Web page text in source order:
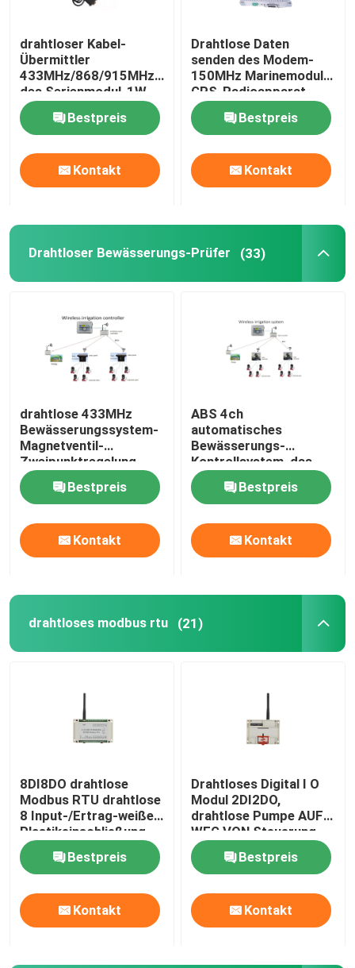
drahtloses Radiomodem
Zugang des Radioapparat-4G
Drahtloses Lora-Modul
Drahtlose Antennen-Zusätze
ANZEIGEN-DA-Konverter
Programmierbarer Logik-Prüfer PLC
Tragbare Solargeneratoren
DMX Wireless Controller
drahtloser Kabel-
Übermittler
433MHz/868/915MHz
des Serienmodul-1W
mit
Plastikeinschließung
RS232
Bestpreis
Kontakt
Drahtlose Daten
senden des Modem-
150MHz Marinemodul
GPS-Radioapparat-
Steuerung der
Datenübertragungs-
20km
Bestpreis
Kontakt
Drahtloser Bewässerungs-Prüfer (33)
drahtlose 433MHz
Bewässerungssystem-
Magnetventil-
Zweipunktregelung
Bestpreis
Kontakt
ABS 4ch
automatisches
Bewässerungs-
Kontrollsystem, das
Ventilsteuergerät
verriegeltBestpreis
Kontakt
drahtloses modbus rtu (21)
8DI8DO drahtlose
Modbus RTU drahtlose
8 Input-/Ertrag-weiße
Plastikeinschließung
des Pumpen-Steuer
Bestpreis
Kontakt
Drahtloses Digital I O
Modul 2DI2DO,
drahtlose Pumpe AUF
WEG VON Steuerung
2km
Bestpreis
Kontakt